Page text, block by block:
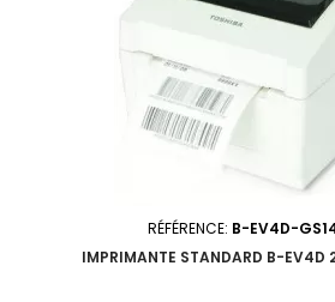
RÉFÉRENCE: B-EV4D-
IMPRIMANTE STANDARD B-EV4D